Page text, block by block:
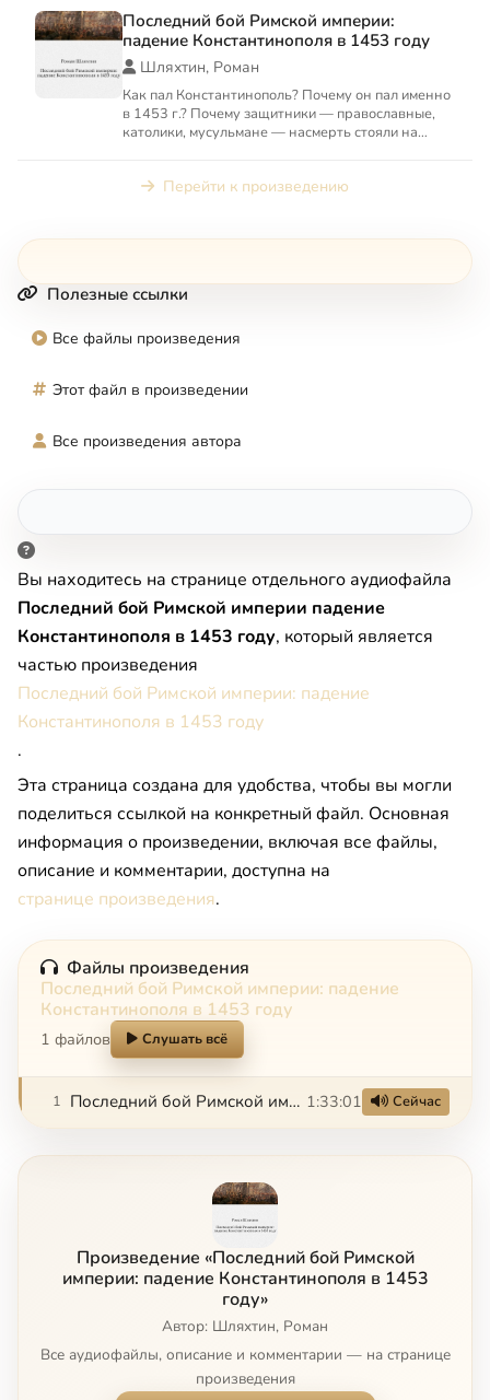
Последний бой Римской империи:
падение Константинополя в 1453 году
Шляхтин, Роман
Как пал Константинополь? Почему он пал именно
в 1453 г.? Почему защитники — православные,
католики, мусульмане — насмерть стояли на
Перейти к произведению
Полезные ссылки
Все файлы произведения
Этот файл в произведении
Все произведения автора
Вы находитесь на странице отдельного аудиофайла
Последний бой Римской империи падение
Константинополя в 1453 году, который является
частью произведения
Последний бой Римской империи: падение
Константинополя в 1453 году
.
Эта страница создана для удобства, чтобы вы могли
поделиться ссылкой на конкретный файл. Основная
информация о произведении, включая все файлы,
описание и комментарии, доступна на
странице произведения.
Файлы произведения
Последний бой Римской империи: падение
Константинополя в 1453 году
1 файлов Слушать всё
1 Последний бой Римской империи падение Константинополя в 1453 году 1:33:01 Сейчас
Произведение «Последний бой Римской
империи: падение Константинополя в 1453
году»
Автор: Шляхтин, Роман
Все аудиофайлы, описание и комментарии — на странице
произведения